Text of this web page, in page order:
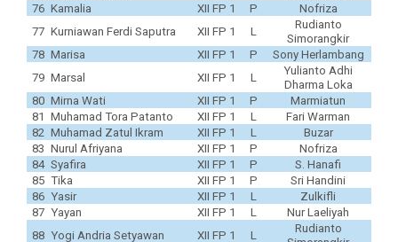
76 Kamalia XII FP 1 P
Nofriza
77 Kurniawan Ferdi Saputra XII FP 1 L
Rudianto
Simorangkir
78 Marisa XII FP 1 P
Sony Herlambang
79 Marsal XII FP 1 L
Yulianto Adhi
Dharma Loka
80 Mirna Wati XII FP 1 P
Marmiatun
81 Muhamad Tora Patanto XII FP 1 L
Fari Warman
82 Muhamad Zatul Ikram XII FP 1 L
Buzar
83 Nurul Afriyana XII FP 1 P
Nofriza
84 Syafira XII FP 1 P
S. Hanafi
85 Tika XII FP 1 P
Sri Handini
86 Yasir XII FP 1 L
Zulkifli
87 Yayan XII FP 1 L
Nur Laeliyah
88 Yogi Andria Setyawan XII FP 1 L
Rudianto